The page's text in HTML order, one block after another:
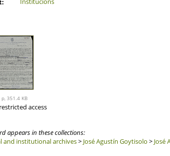
p, 351.4 KB
access
appears in these collections:
and institutional archives> José Agustín Goytisolo > José